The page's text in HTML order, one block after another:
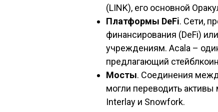
(LINK), его основной
Платформы DeFi. Сети,
финансирования (DeFi)
учреждениям. Acala –
предлагающий
Мосты. Соединения
могли переводить
Interlay и Snowfork.